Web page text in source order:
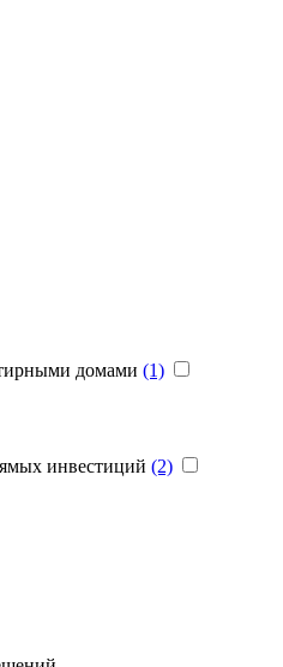
домами (1)
инвестиций (2)